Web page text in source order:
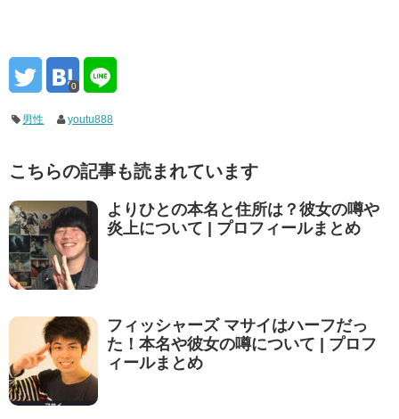
0
男性 youtu888
こちらの記事も読まれています
よりひとの本名と住所は？彼女の噂や
炎上について | プロフィールまとめ
フィッシャーズ マサイはハーフだっ
た！本名や彼女の噂について | プロフ
ィールまとめ